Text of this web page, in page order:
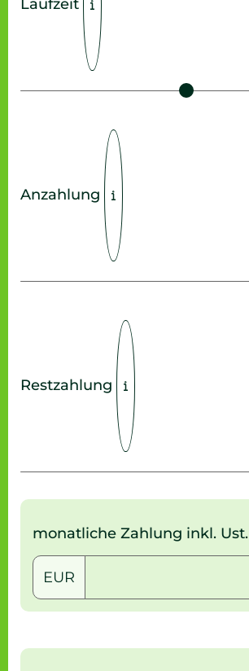
Laufzeit
Anzahlung
Restzahlung
monatliche Zahlung inkl. Ust.
EUR